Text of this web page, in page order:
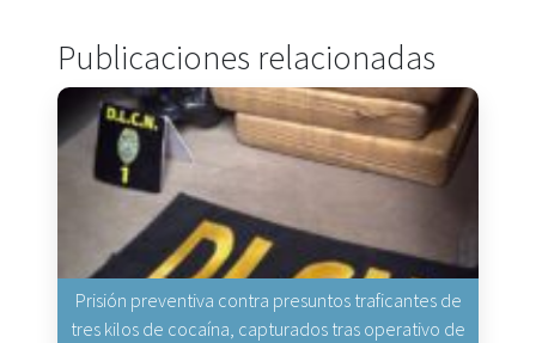
Publicaciones relacionadas
Prisión preventiva contra presuntos traficantes de
tres kilos de cocaína, capturados tras operativo de